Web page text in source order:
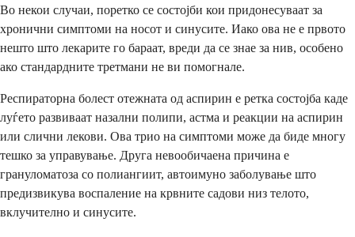
Во некои случаи, поретко се состојби кои придонесуваат за
хронични симптоми на носот и синусите. Иако ова не е првото
нешто што лекарите го бараат, вреди да се знае за нив, особено
ако стандардните третмани не ви помогнале.
Респираторна болест отежната од аспирин е ретка состојба каде
луѓето развиваат назални полипи, астма и реакции на аспирин
или слични лекови. Ова трио на симптоми може да биде многу
тешко за управување. Друга невообичаена причина е
грануломатоза со полиангиит, автоимуно заболување што
предизвикува воспаление на крвните садови низ телото,
вклучително и синусите.